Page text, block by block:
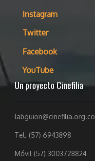
Instagram
Twitter
Facebook
YouTube
Un proyecto Cinefilia
labguion@cinefilia.org.co
Tel. (57) 6943898
Móvil (57) 3003728824